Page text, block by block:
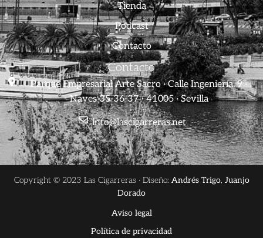
Tienda
Podcast
Contacto
Contacto
Parque Empresarial Arte Sacro · Calle Ingeniería, 9 ·
Naves 35-36-37 · 41005 · Sevilla
info@lascigarreras.net
Copyright © 2023 Las Cigarreras · Diseño: Andrés Trigo, Juanjo
Dorado
Aviso legal
Política de privacidad